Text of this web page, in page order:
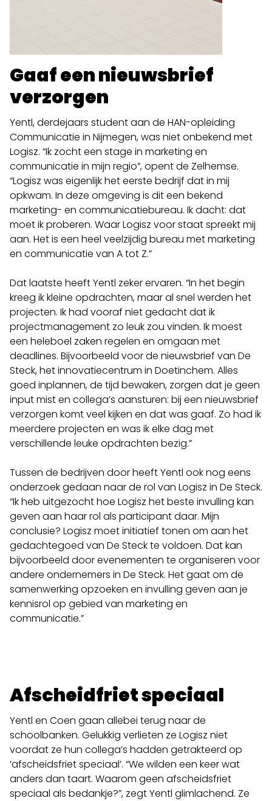
Gaaf een nieuwsbrief
verzorgen
Yentl, derdejaars student aan de HAN-opleiding
Communicatie in Nijmegen, was niet onbekend met
Logisz. “Ik zocht een stage in marketing en
communicatie in mijn regio”, opent de Zelhemse.
“Logisz was eigenlijk het eerste bedrijf dat in mij
opkwam. In deze omgeving is dit een bekend
marketing- en communicatiebureau. Ik dacht: dat
moet ik proberen. Waar Logisz voor staat spreekt mij
aan. Het is een heel veelzijdig bureau met marketing
en communicatie van A tot Z.”
Dat laatste heeft Yentl zeker ervaren. “In het begin
kreeg ik kleine opdrachten, maar al snel werden het
projecten. Ik had vooraf niet gedacht dat ik
projectmanagement zo leuk zou vinden. Ik moest
een heleboel zaken regelen en omgaan met
deadlines. Bijvoorbeeld voor de nieuwsbrief van De
Steck, het innovatiecentrum in Doetinchem. Alles
goed inplannen, de tijd bewaken, zorgen dat je geen
input mist en collega’s aansturen: bij een nieuwsbrief
verzorgen komt veel kijken en dat was gaaf. Zo had ik
meerdere projecten en was ik elke dag met
verschillende leuke opdrachten bezig.”
Tussen de bedrijven door heeft Yentl ook nog eens
onderzoek gedaan naar de rol van Logisz in De Steck.
“Ik heb uitgezocht hoe Logisz het beste invulling kan
geven aan haar rol als participant daar. Mijn
conclusie? Logisz moet initiatief tonen om aan het
gedachtegoed van De Steck te voldoen. Dat kan
bijvoorbeeld door evenementen te organiseren voor
andere ondernemers in De Steck. Het gaat om de
samenwerking opzoeken en invulling geven aan je
kennisrol op gebied van marketing en
communicatie.”
Afscheidfriet speciaal
Yentl en Coen gaan allebei terug naar de
schoolbanken. Gelukkig verlieten ze Logisz niet
voordat ze hun collega’s hadden getrakteerd op
‘afscheidsfriet speciaal’. “We wilden een keer wat
anders dan taart. Waarom geen afscheidsfriet
speciaal als bedankje?”, zegt Yentl glimlachend. Ze